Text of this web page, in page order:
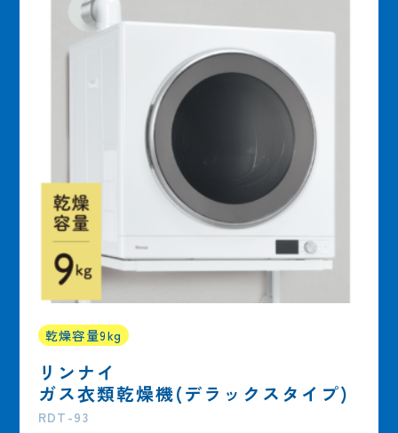
乾燥容量9kg
リンナイ
ガス衣類乾燥機(デラックスタイプ)
RDT-93